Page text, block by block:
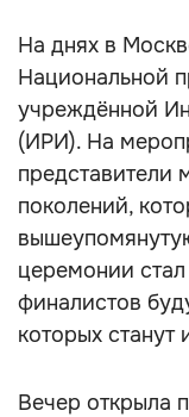
На днях в
Национальной
учреждённой
(ИРИ). На
представители
поколений,
церемонии
финалистов
которых станут
Вечер открыла